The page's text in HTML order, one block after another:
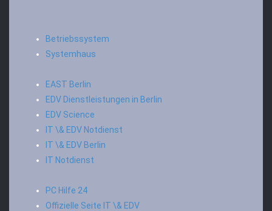
Betriebssystem
Systemhaus
EAST Berlin
EDV Dienstleistungen in Berlin
EDV Science
IT \& EDV Notdienst
IT \& EDV Berlin
IT Notdienst
PC Hilfe 24
Offizielle Seite IT \& EDV